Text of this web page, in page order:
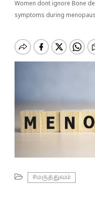
Women dont ignore Bone
symptoms during
#மருத்துவம்